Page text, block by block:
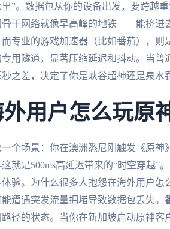
”。数据包从你的设备出发，要跨越
骨干网络就像早高峰的地铁——能挤进
专业的游戏加速器（比如番茄），
专用隧道，显著压缩延迟和抖动。当
之差，决定了你是峡谷超神还是泉水
用户怎么玩原
个场景：你在澳洲悉尼刚触发《原
就是500ms高延迟带来的“时空穿越”
体验。为什么很多人抱怨在海外用户怎
遭遇突发流量拥堵导致数据包丢失。
路径的状态。当你在新加坡启动原神